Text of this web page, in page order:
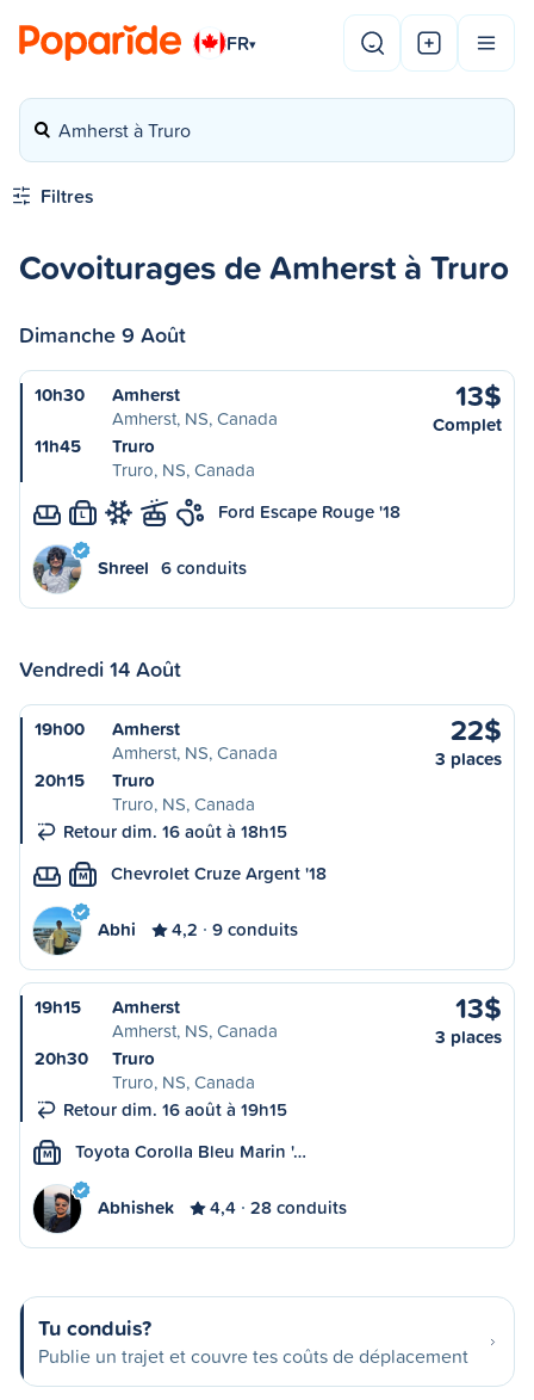
FR▾
Amherst à Truro
Filtres
Covoiturages de Amherst à Truro
Dimanche 9 Août
10h30
Amherst
Amherst, NS, Canada
11h45
Truro
Truro, NS, Canada
13$
Complet
L Ford Escape Rouge '18
Shreel 6 conduits
Vendredi 14 Août
19h00
Amherst
Amherst, NS, Canada
20h15
Truro
Truro, NS, Canada
Retour dim. 16 août à 18h15
22$
3 places
M Chevrolet Cruze Argent '18
Abhi 4,2 9 conduits
19h15
Amherst
Amherst, NS, Canada
20h30
Truro
Truro, NS, Canada
Retour dim. 16 août à 19h15
13$
3 places
M Toyota Corolla Bleu Marin '…
Abhishek 4,4 28 conduits
Tu conduis?
Publie un trajet et couvre tes coûts de déplacement